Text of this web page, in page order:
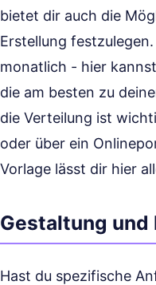
bietet dir auch die
Erstellung
monatlich - hier
die am besten zu
die Verteilung ist
oder über ein
Vorlage lässt dir hier
Gestaltung
Hast du spezifische